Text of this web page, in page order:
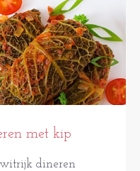
met kip
dineren